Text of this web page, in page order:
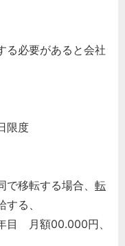
る必要があると会社
限度
移転する場合、 転
る、
目 月額00.000円、